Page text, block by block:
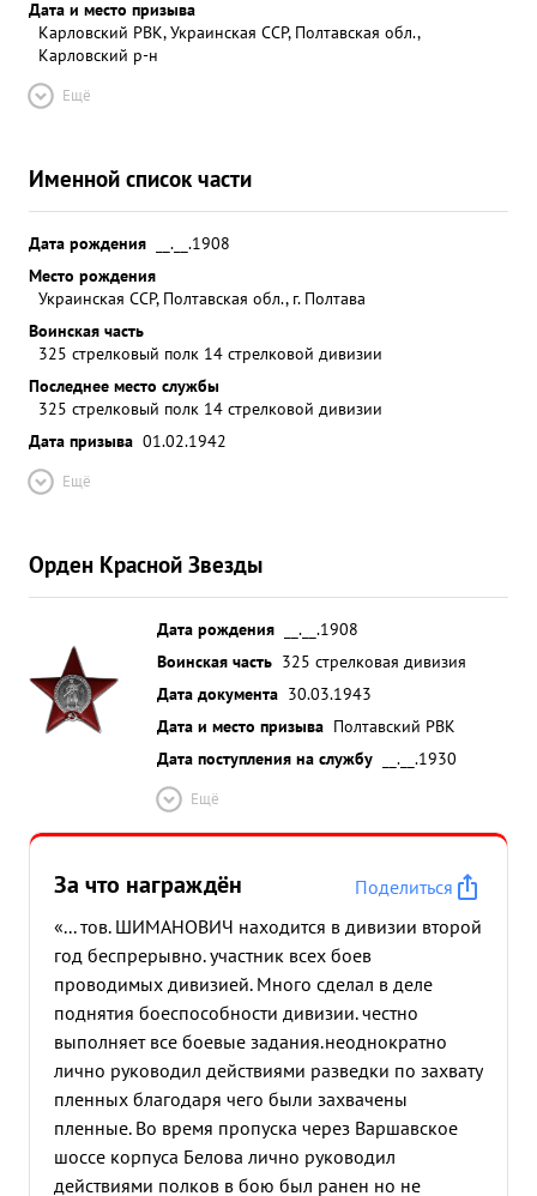
Дата и место призыва
Карловский РВК, Украинская ССР, Полтавская обл.,
Карловский р-н
Ещё
Именной список части
Дата рождения
__.__.1908
Место рождения
Украинская ССР, Полтавская обл., г. Полтава
Воинская часть
325 стрелковый полк 14 стрелковой дивизии
Последнее место службы
325 стрелковый полк 14 стрелковой дивизии
Дата призыва 01.02.1942
Ещё
Орден Красной Звезды
Дата рождения
__.__.1908
Воинская часть 325 стрелковая дивизия
Дата документа 30.03.1943
Дата и место призыва Полтавский РВК
Дата поступления на службу
__.__.1930
Ещё
За что награждён
Поделиться
«... тов. ШИМАНОВИЧ находится в дивизии второй
год беспрерывно. участник всех боев
проводимых дивизией. Много сделал в деле
поднятия боеспособности дивизии. честно
выполняет все боевые задания.неоднократно
лично руководил действиями разведки по захвату
пленных благодаря чего были захвачены
пленные. Во время пропуска через Варшавское
шоссе корпуса Белова лично руководил
действиями полков в бою был ранен но не